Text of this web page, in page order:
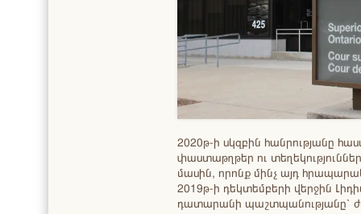
2020թ-ի սկզբին հանրությանը
փաստաթղթեր ու
մասին, որոնք մինչ այդ
2019թ-ի դեկտեմբերի վերջին
դատարանի պաշտպանությանը՝